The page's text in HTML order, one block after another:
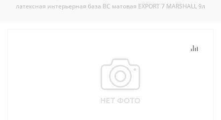
латексная интерьерная база BC матовая EXPORT 7 MARSHALL 9л